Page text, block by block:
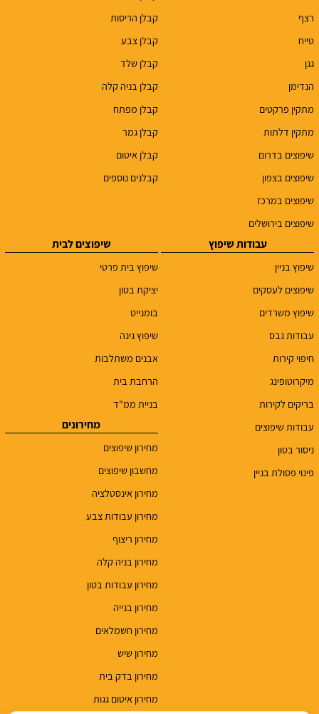
רצף
טייח
גגן
הנדימן
מתקין פרקטים
מתקין דלתות
שיפוצים בדרום
שיפוצים בצפון
שיפוצים במרכז
שיפוצים בירושלים
קבלן הריסות
קבלן צבע
קבלן שלד
קבלן בניה קלה
קבלן מפתח
קבלן גמר
קבלן איטום
קבלנים נוספים
עבודות שיפוץ
שיפוץ בניין
שיפוצים לעסקים
שיפוץ משרדים
עבודות גבס
חיפוי קירות
מיקרוטופינג
בריקים לקירות
עבודות שיפוצים
ניסור בטון
פינוי פסולת בניין
שיפוצים לבית
שיפוץ בית פרטי
יציקת בטון
בומנייט
שיפוץ גינה
אבנים משתלבות
הרחבת בית
בניית ממ"ד
מחירונים
מחירון שיפוצים
מחשבון שיפוצים
מחירון אינסטלציה
מחירון עבודות צבע
מחירון ריצוף
מחירון בניה קלה
מחירון עבודות בטון
מחירון בנייה
מחירון חשמלאים
מחירון שיש
מחירון בדק בית
מחירון איטום גגות